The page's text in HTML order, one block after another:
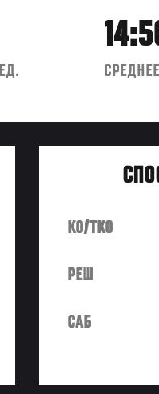
KO/TKO
РЕШ
САБ